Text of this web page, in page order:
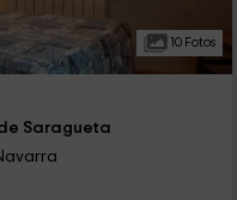
10 Fotos
Saragueta